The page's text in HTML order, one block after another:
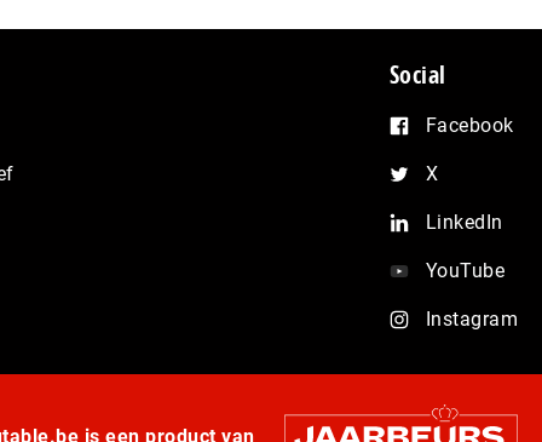
Social
Facebook
X
LinkedIn
YouTube
Instagram
is een product van